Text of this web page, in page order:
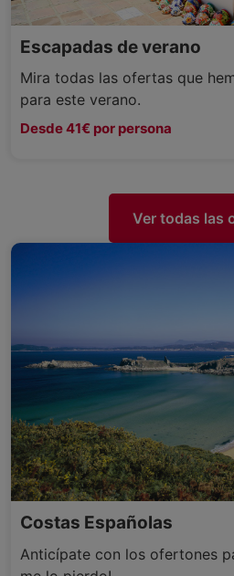
Escapadas de verano
Mira todas las ofertas que
para este verano.
Desde 41€ por persona
Ver todas las
Costas Españolas
Anticípate con los ofertones